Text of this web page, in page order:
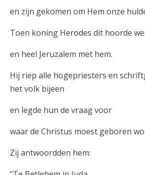
en zijn gekomen om Hem onze
Toen koning Herodes dit hoorde
en heel Jeruzalem met hem.
Hij riep alle hogepriesters en
het volk bijeen
en legde hun de vraag voor
waar de Christus moest geboren
Zij antwoordden hem: